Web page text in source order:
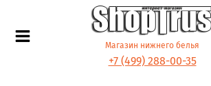
Магазин нижнего белья
+7 (499) 288-00-35